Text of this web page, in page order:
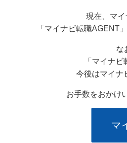
現在、マイ
「マイナビ転職AGENT
な
「マイナ
今後はマイナ
お手数をおかけ
マ